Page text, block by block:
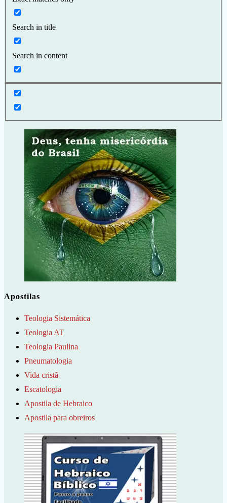
Search in title
Search in content
Apostilas
Teologia Sistemática
Teologia AT
Teologia Paulina
Pneumatologia
Vida cristã
Escatologia
Apostila de Hebraico
Apostila para obreiros